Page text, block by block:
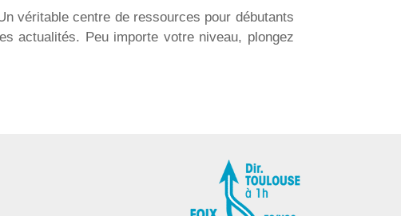
véritable centre de ressources pour débutants
actualités. Peu importe votre niveau, plongez